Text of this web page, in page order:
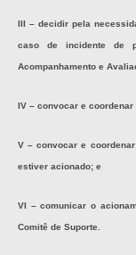
III – decidir pela
caso de incidente de
Acompanhamento e
IV – convocar e
V – convocar e
estiver acionado; e
VI – comunicar o
Comitê de Suporte.